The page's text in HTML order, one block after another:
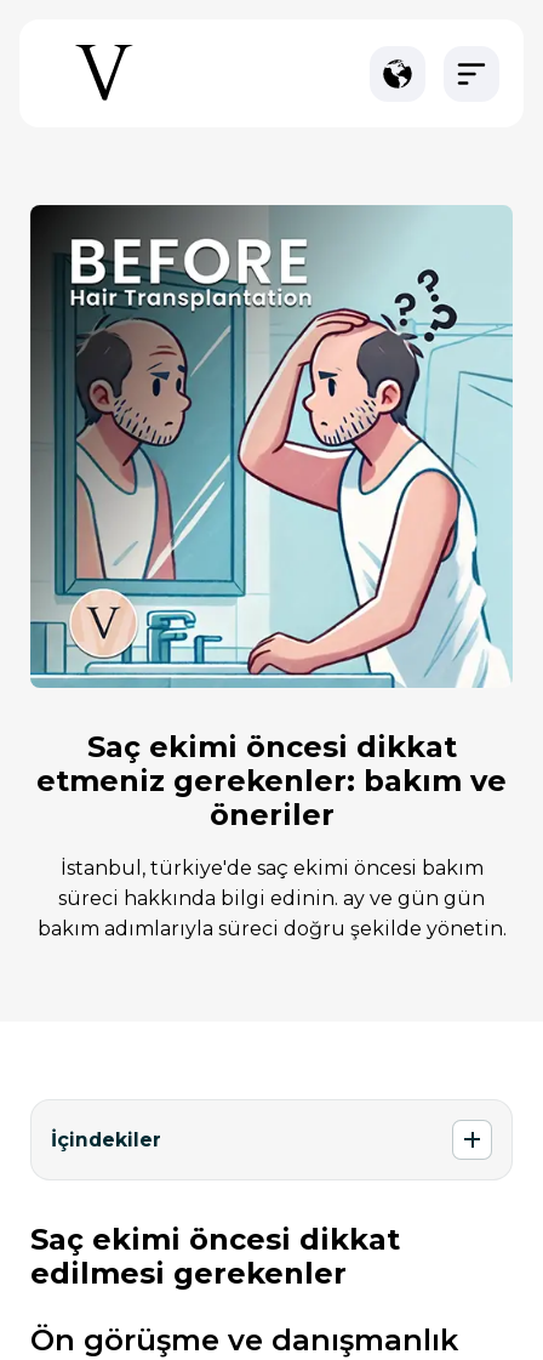
saç ekimi öncesi dikkat
etmeniz gerekenler: bakım ve
öneriler
i̇stanbul, türkiye'de saç ekimi öncesi bakım
süreci hakkında bilgi edinin. ay ve gün gün
bakım adımlarıyla süreci doğru şekilde yönetin.
İçindekiler
saç ekimi öncesi dikkat
edilmesi gerekenler
ön görüşme ve danışmanlık